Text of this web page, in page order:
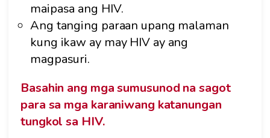
maipasa ang HIV.
Ang tanging paraan upang malaman
kung ikaw ay may HIV ay ang
magpasuri.
Basahin ang mga sumusunod na sagot
para sa mga karaniwang katanungan
tungkol sa HIV.